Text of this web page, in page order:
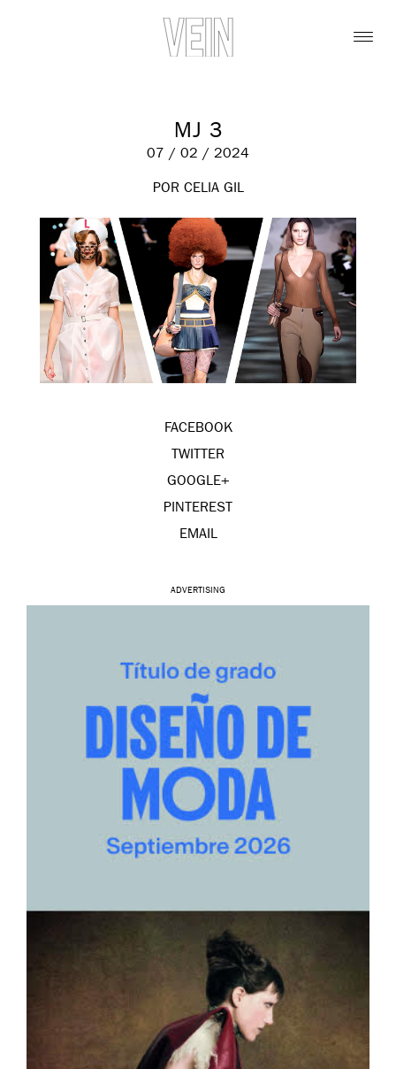
MJ 3
07 / 02 / 2024
POR CELIA GIL
FACEBOOK
TWITTER
GOOGLE+
PINTEREST
EMAIL
ADVERTISING